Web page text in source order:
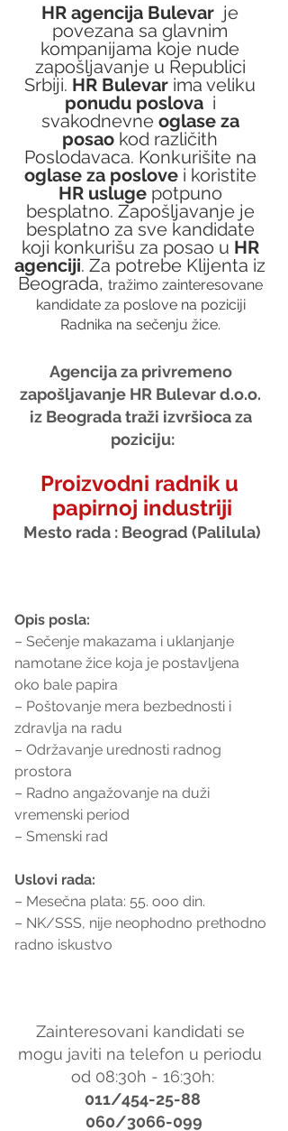
HR agencija Bulevar
  je
povezana sa glavnim
kompanijama koje nude
zapošljavanje u Republici
Srbiji. HR Bulevar ima veliku
ponudu poslova
  i
svakodnevne oglase za
posao kod različith
Poslodavaca. Konkurišite na
oglase za poslove i koristite
HR usluge potpuno
besplatno. Zapošljavanje je
besplatno za sve kandidate
koji konkurišu za posao u HR
agenciji. Za potrebe Klijenta iz
Beograda, tražimo zainteresovane
kandidate za poslove na poziciji
Radnika na sečenju žice.
Agencija za privremeno
zapošljavanje HR Bulevar d.o.o.
iz Beograda traži izvršioca za
poziciju:
Proizvodni radnik u
papirnoj industriji
Mesto rada : Beograd (Palilula)
Opis posla:
– Sečenje makazama i uklanjanje
namotane žice koja je postavljena
oko bale papira
– Poštovanje mera bezbednosti i
zdravlja na radu
– Održavanje urednosti radnog
prostora
– Radno angažovanje na duži
vremenski period
– Smenski rad
Uslovi rada:
– Mesečna plata: 55. ooo din.
– NK/SSS, nije neophodno prethodno
radno iskustvo
Zainteresovani kandidati se
mogu javiti na telefon u periodu
od 08:30h - 16:30h:
011/454-25-88
060/3066-099